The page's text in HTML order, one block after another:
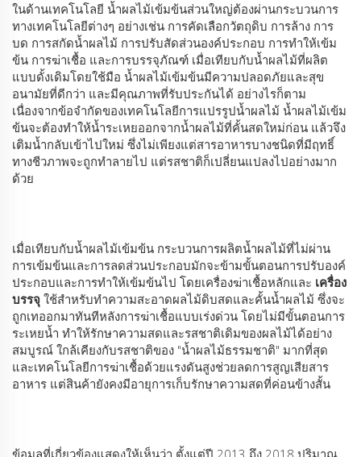
ในด้านเทคโนโลยี น้ำผลไม้เข้มข้นส่วนใหญ่ต้องผ่านกระบวนการ
ทางเทคโนโลยีต่างๆ อย่างเช่น การคัดเลือกวัตถุดิบ การล้าง การ
บด การสกัดน้ำผลไม้ การปรับสัดส่วนองค์ประกอบ การทำให้เข้ม
ข้น การฆ่าเชื้อ และการบรรจุภัณฑ์ เมื่อเทียบกับน้ำผลไม้ที่ผลิต
แบบดั้งเดิมโดยใช้มือ น้ำผลไม้เข้มข้นมีความปลอดภัยและสุข
อนามัยที่ดีกว่า และมีคุณภาพที่รับประกันได้ อย่างไรก็ตาม
เนื่องจากข้อจำกัดของเทคโนโลยีการแปรรูปน้ำผลไม้ น้ำผลไม้เข้ม
ข้นจะต้องทำให้น้ำระเหยออกจากน้ำผลไม้ที่คั้นสดใหม่ก่อน แล้วจึง
เติมน้ำกลับเข้าไปใหม่ ซึ่งไม่เพียงแต่สารอาหารบางชนิดที่มีฤทธิ์
ทางชีวภาพจะถูกทำลายไป แต่รสชาติก็เปลี่ยนแปลงไปอย่างมาก
ด้วย
เมื่อเทียบกับน้ำผลไม้เข้มข้น กระบวนการผลิตน้ำผลไม้ที่ไม่ผ่าน
การเข้มข้นและการลดส่วนประกอบมักจะข้ามขั้นตอนการปรับองค์
ประกอบและการทำให้เข้มข้นไป โดยเครื่องฆ่าเชื้อหลักและ เครื่อง
บรรจุ ใช้สำหรับทำความสะอาดผลไม้ดิบสดและคั้นน้ำผลไม้ ซึ่งจะ
ถูกเทออกมาทันทีหลังการฆ่าเชื้อแบบเร่งด่วน โดยไม่มีขั้นตอนการ
ระเหยน้ำ ทำให้รักษาความสดและรสชาติเดิมของผลไม้ได้อย่าง
สมบูรณ์ ใกล้เคียงกับรสชาติของ "น้ำผลไม้ธรรมชาติ" มากที่สุด
และเทคโนโลยีการฆ่าเชื้อด้วยแรงดันสูงช่วยลดการสูญเสียสาร
อาหาร แต่สินค้ายังคงมีอายุการเก็บรักษาความสดที่ค่อนข้างสั้น